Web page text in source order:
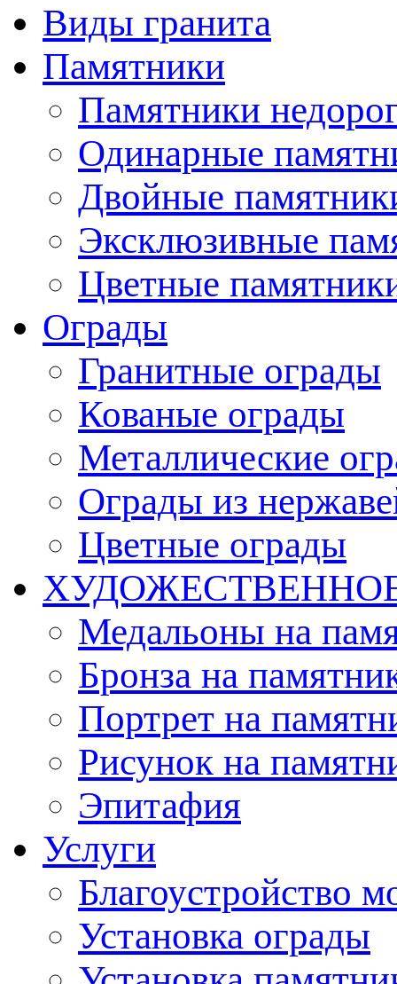
Виды гранита
Памятники
Памятники
Одинарные
Двойные
Эксклюзивные
Цветные
Ограды
Гранитные ограды
Кованые ограды
Металлические
Ограды из
Цветные ограды
Медальоны на
Бронза на
Портрет на
Рисунок на
Эпитафия
Услуги
Благоустройство
Установка ограды